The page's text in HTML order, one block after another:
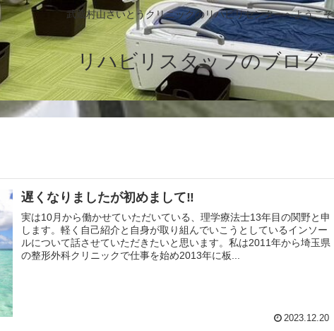
武蔵村山さいとうクリニックのリハビリセンターへようこそ
リハビリスタッフのブログ
遅くなりましたが初めまして‼️
実は10月から働かせていただいている、理学療法士13年目の関野と申
します。軽く自己紹介と自身が取り組んでいこうとしているインソー
ルについて話させていただきたいと思います。私は2011年から埼玉県
の整形外科クリニックで仕事を始め2013年に板...
2023.12.20